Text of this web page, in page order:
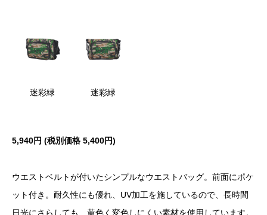
迷彩緑 迷彩緑
5,940円 (税別価格 5,400円)
ウエストベルトが付いたシンプルなウエストバッグ。前面にポケ
ット付き。耐久性にも優れ、UV加工を施しているので、長時間
日光にさらしても、黄色く変色しにくい素材を使用しています。